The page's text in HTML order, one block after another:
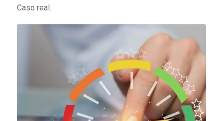
Caso real.